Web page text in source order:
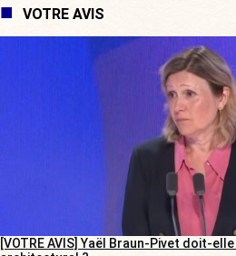
VOTRE AVIS
[VOTRE AVIS] Yaël Braun-Pivet doit-